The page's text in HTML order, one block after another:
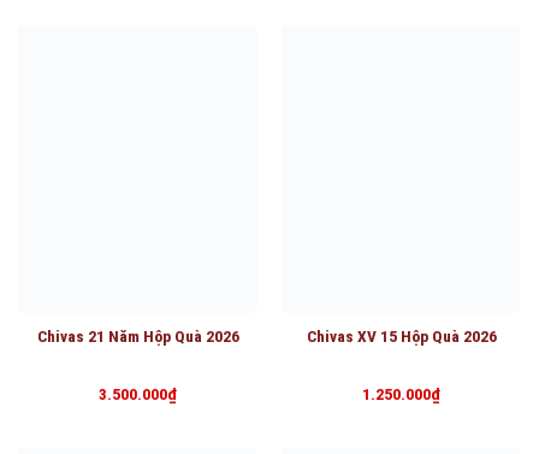
Chivas 21 Năm Hộp Quà 2026
3.500.000₫
Chivas XV 15 Hộp Quà 2026
1.250.000₫